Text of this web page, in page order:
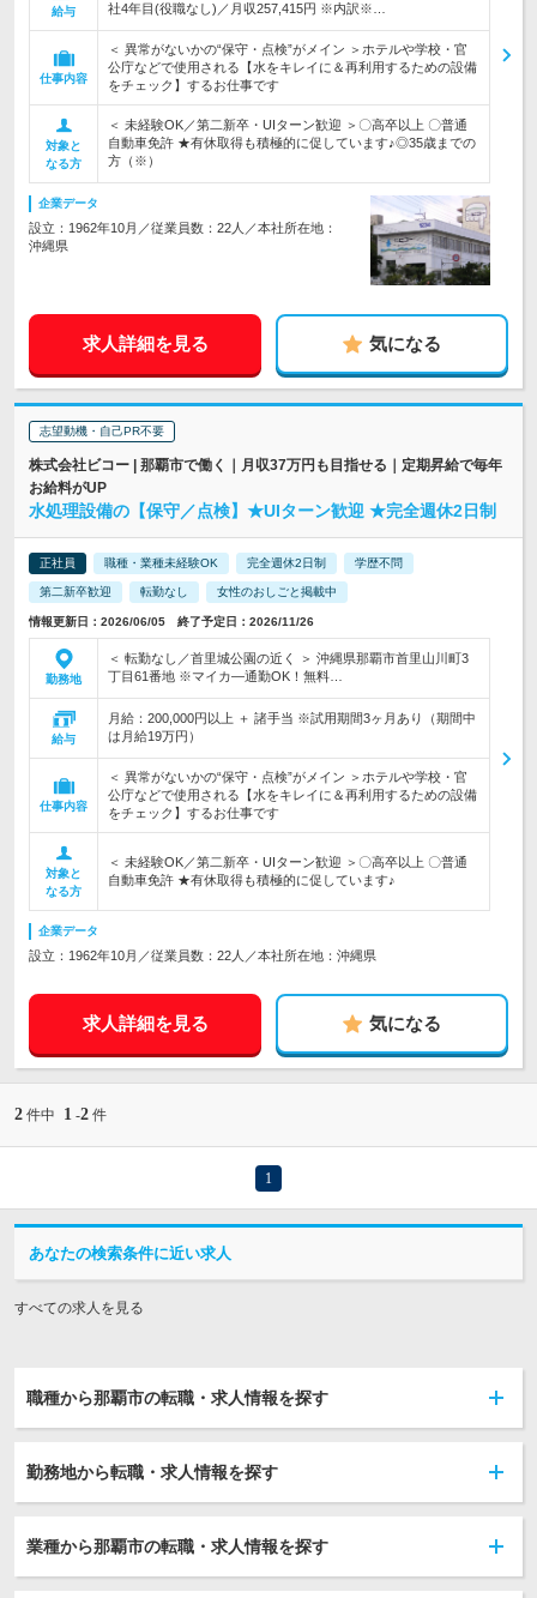
給与
社4年目(役職なし)／月収257,415円 ※内訳※…
仕事内容
＜ 異常がないかの“保守・点検”がメイン ＞ホテルや学校・官
公庁などで使用される【水をキレイに＆再利用するための設備
をチェック】するお仕事です
対象と
なる方
＜ 未経験OK／第二新卒・UIターン歓迎 ＞〇高卒以上 〇普通
自動車免許 ★有休取得も積極的に促しています♪◎35歳までの
方（※）
企業データ
設立：1962年10月／従業員数：22人／本社所在地：
沖縄県
求人詳細を見る 気になる
志望動機・自己PR不要
株式会社ビコー | 那覇市で働く｜月収37万円も目指せる｜定期昇給で毎年
お給料がUP
水処理設備の【保守／点検】★UIターン歓迎 ★完全週休2日制
正社員 職種・業種未経験OK 完全週休2日制 学歴不問
第二新卒歓迎 転勤なし 女性のおしごと掲載中
情報更新日：2026/06/05 終了予定日：2026/11/26
勤務地
＜ 転勤なし／首里城公園の近く ＞ 沖縄県那覇市首里山川町3
丁目61番地 ※マイカ―通勤OK！無料…
給与
月給：200,000円以上 ＋ 諸手当 ※試用期間3ヶ月あり（期間中
は月給19万円）
仕事内容
＜ 異常がないかの“保守・点検”がメイン ＞ホテルや学校・官
公庁などで使用される【水をキレイに＆再利用するための設備
をチェック】するお仕事です
対象と
なる方
＜ 未経験OK／第二新卒・UIターン歓迎 ＞〇高卒以上 〇普通
自動車免許 ★有休取得も積極的に促しています♪
企業データ
設立：1962年10月／従業員数：22人／本社所在地：沖縄県
求人詳細を見る 気になる
2 件中 1 -2 件
1
あなたの検索条件に近い求人
すべての求人を見る
職種から那覇市の転職・求人情報を探す
勤務地から転職・求人情報を探す
業種から那覇市の転職・求人情報を探す